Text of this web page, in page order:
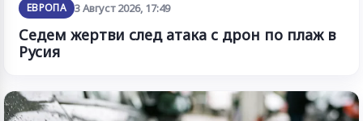
ЕВРОПА 3 Август 2026, 17:49
Седем жертви след атака с дрон по плаж в
Русия